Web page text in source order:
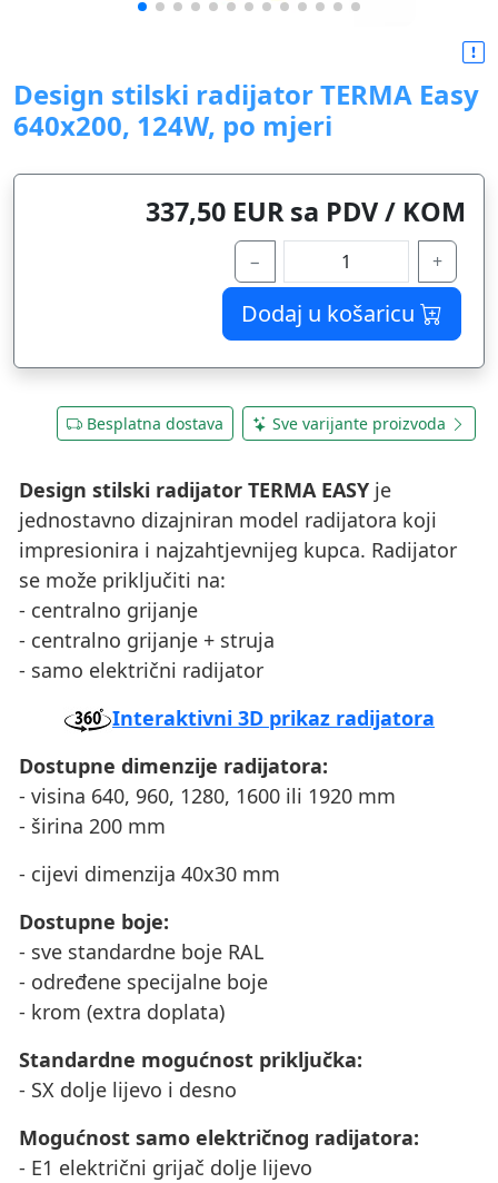
Design stilski radijator TERMA Easy
640x200, 124W, po mjeri
337,50 EUR sa PDV / KOM
− +
Dodaj u košaricu
Besplatna dostava Sve varijante proizvoda
Design stilski radijator TERMA EASY je
jednostavno dizajniran model radijatora koji
impresionira i najzahtjevnijeg kupca. Radijator
se može priključiti na:
- centralno grijanje
- centralno grijanje + struja
- samo električni radijator
Interaktivni 3D prikaz radijatora
Dostupne dimenzije radijatora:
- visina 640, 960, 1280, 1600 ili 1920 mm
- širina 200 mm
- cijevi dimenzija 40x30 mm
Dostupne boje:
- sve standardne boje RAL
- određene specijalne boje
- krom (extra doplata)
Standardne mogućnost priključka:
- SX dolje lijevo i desno
Mogućnost samo električnog radijatora:
- E1 električni grijač dolje lijevo